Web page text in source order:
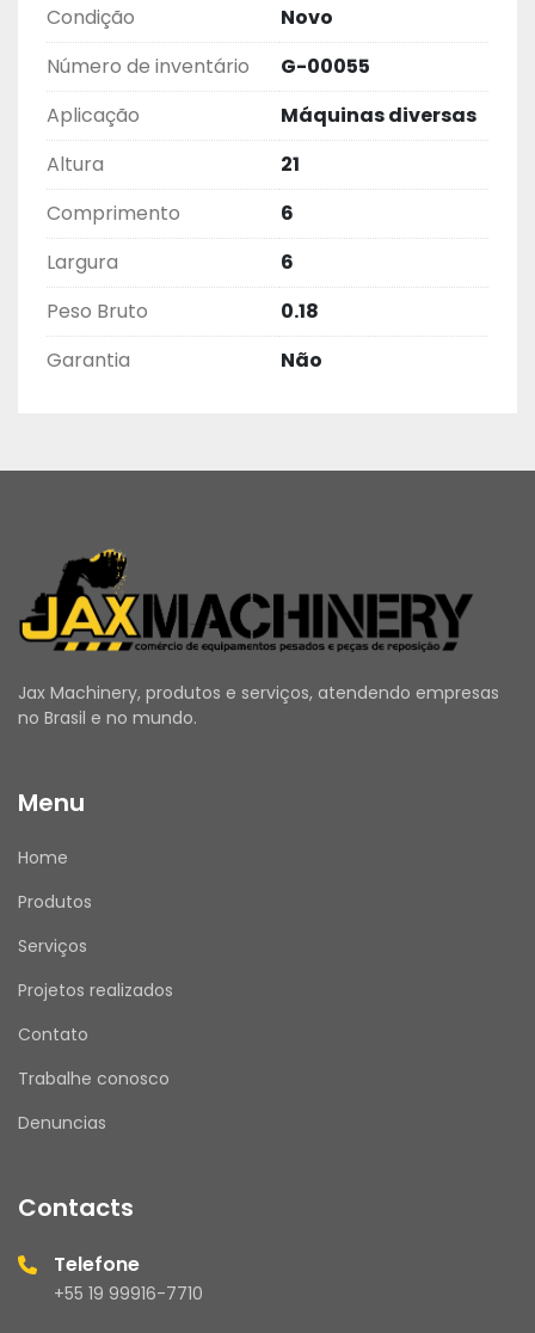
Condição
Novo
Número de inventário
G-00055
Aplicação
Máquinas diversas
Altura
21
Comprimento
6
Largura
6
Peso Bruto
0.18
Garantia
Não
Jax Machinery, produtos e serviços, atendendo empresas
no Brasil e no mundo.
Menu
Home
Produtos
Serviços
Projetos realizados
Contato
Trabalhe conosco
Denuncias
Contacts
Telefone
+55 19 99916-7710